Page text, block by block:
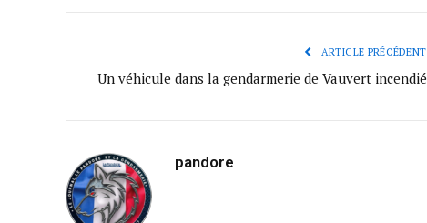
ARTICLE PRÉCÉDENT
Un véhicule dans la gendarmerie de Vauvert incendié
pandore